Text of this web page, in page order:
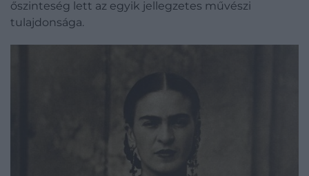
őszinteség lett az egyik jellegzetes művészi
tulajdonsága.